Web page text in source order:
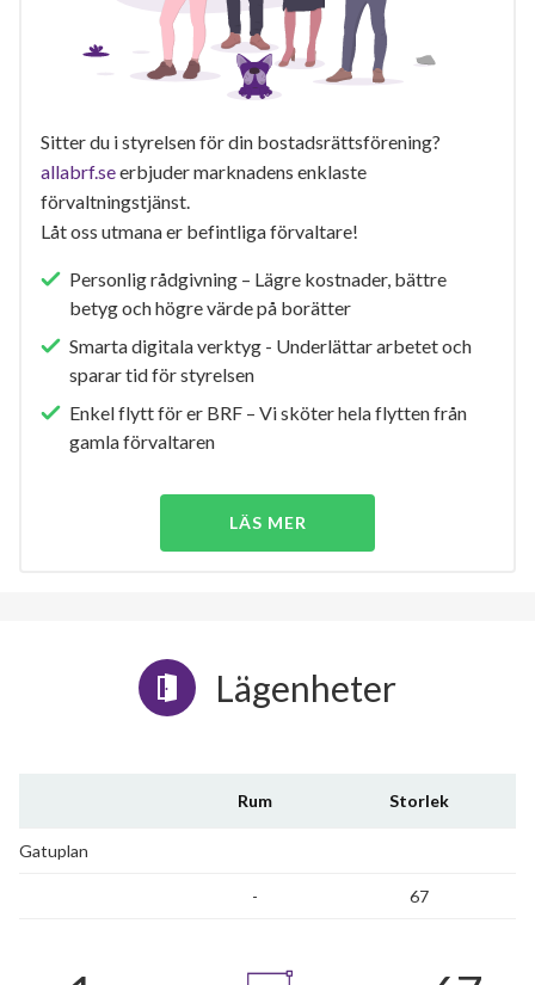
Sitter du i styrelsen för din bostadsrättsförening?
allabrf.seerbjuder marknadens enklaste
förvaltningstjänst.
Låt oss utmana er befintliga förvaltare!
Personlig rådgivning – Lägre kostnader, bättre
betyg och högre värde på borätter
Smarta digitala verktyg - Underlättar arbetet och
sparar tid för styrelsen
Enkel flytt för er BRF – Vi sköter hela flytten från
gamla förvaltaren
LÄS MER
Lägenheter
Rum Storlek
Gatuplan
- 67